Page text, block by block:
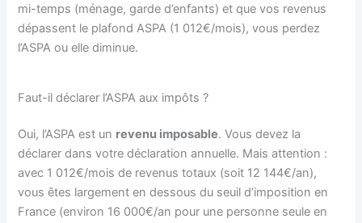
mi-temps (ménage, garde d’enfants) et que vos revenus
dépassent le plafond ASPA (1 012€/mois), vous perdez
l’ASPA ou elle diminue.
Faut-il déclarer l’ASPA aux impôts ?
Oui, l’ASPA est un revenu imposable. Vous devez la
déclarer dans votre déclaration annuelle. Mais attention :
avec 1 012€/mois de revenus totaux (soit 12 144€/an),
vous êtes largement en dessous du seuil d’imposition en
France (environ 16 000€/an pour une personne seule en